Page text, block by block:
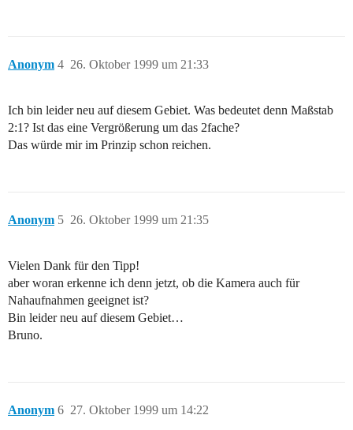
Anonym 26. Oktober 1999 um 21:33
4
Ich bin leider neu auf diesem Gebiet. Was bedeutet denn Maßstab
2:1? Ist das eine Vergrößerung um das 2fache?
Das würde mir im Prinzip schon reichen.
Anonym 26. Oktober 1999 um 21:35
5
Vielen Dank für den Tipp!
aber woran erkenne ich denn jetzt, ob die Kamera auch für
Nahaufnahmen geeignet ist?
Bin leider neu auf diesem Gebiet…
Bruno.
Anonym 27. Oktober 1999 um 14:22
6